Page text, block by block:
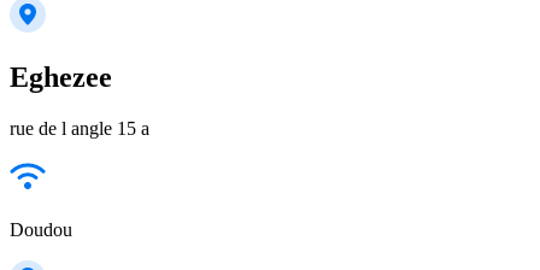
Eghezee
rue de l angle 15 a
Doudou